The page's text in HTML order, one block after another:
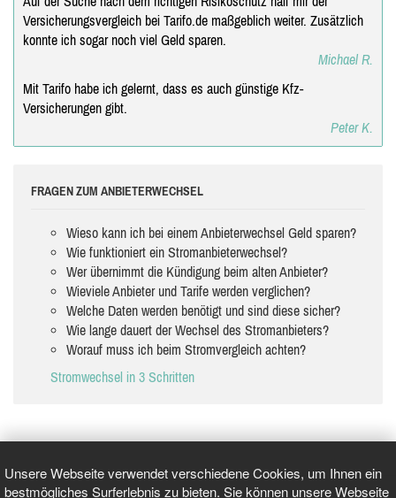
Unsere Webseite verwendet verschiedene Cookies, um Ihnen ein
bestmögliches Surferlebnis zu bieten. Sie können unsere Webseite
Versicherungsvergleich bei Tarifo.de maßgeblich weiter. Zusätzlich
konnte ich sogar noch viel Geld sparen.
Michael R.
Mit Tarifo habe ich gelernt, dass es auch günstige Kfz-
Versicherungen gibt.
Peter K.
FRAGEN ZUM ANBIETERWECHSEL
Wieso kann ich bei einem Anbieterwechsel Geld sparen?
Wie funktioniert ein Stromanbieterwechsel?
Wer übernimmt die Kündigung beim alten Anbieter?
Wieviele Anbieter und Tarife werden verglichen?
Welche Daten werden benötigt und sind diese sicher?
Wie lange dauert der Wechsel des Stromanbieters?
Worauf muss ich beim Stromvergleich achten?
Stromwechsel in 3 Schritten